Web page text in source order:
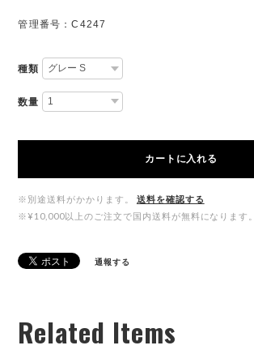
管理番号：C4247
種類
数量
カートに入れる
※別途送料がかかります。
送料を確認する
※¥10,000以上のご注文で国内送料が無料になります。
通報する
Related Items